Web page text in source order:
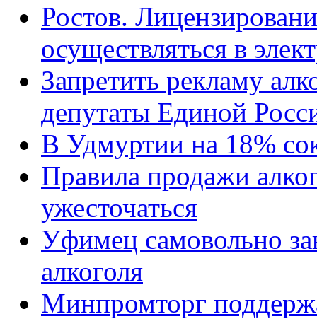
Ростов.
осуществляться в
Запретить рекламу
депутаты Единой
В Удмуртии на 18%
Правила продажи
ужесточаться
Уфимец самовольно
алкоголя
Минпромторг